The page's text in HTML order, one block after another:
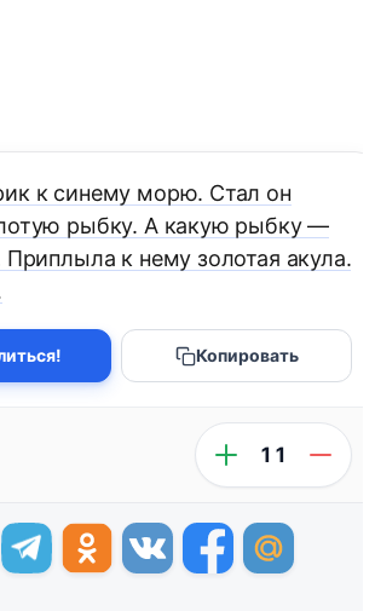
к синему морю. Стал он
рыбку. А какую рыбку —
Приплыла к нему золотая акула.
Копировать
11